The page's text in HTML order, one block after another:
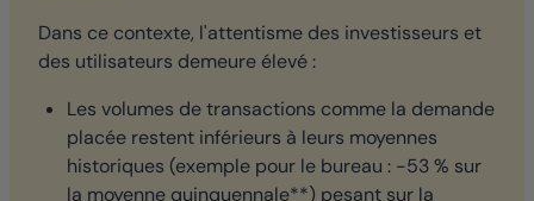
Dans ce contexte, l'attentisme des investisseurs et
des utilisateurs demeure élevé :
Les volumes de transactions comme la demande
placée restent inférieurs à leurs moyennes
historiques (exemple pour le bureau : -53 % sur
la moyenne quinquennale**) pesant sur la